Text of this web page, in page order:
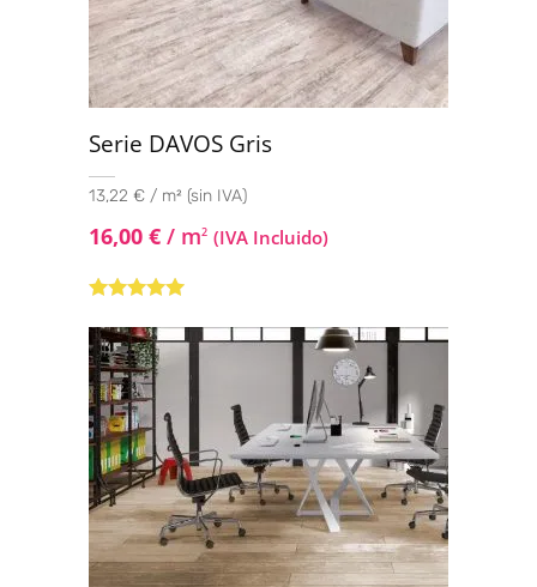
Serie DAVOS Gris
13,22 € / m² (sin IVA)
16,00 € / m2 (IVA Incluido)
5.00de 5